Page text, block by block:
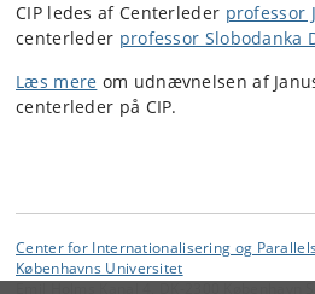
CIP ledes af Centerleder professor
centerleder professor Slobodanka
Læs mere om udnævnelsen af
centerleder på CIP.
Center for Internationalisering og
Københavns Universitet